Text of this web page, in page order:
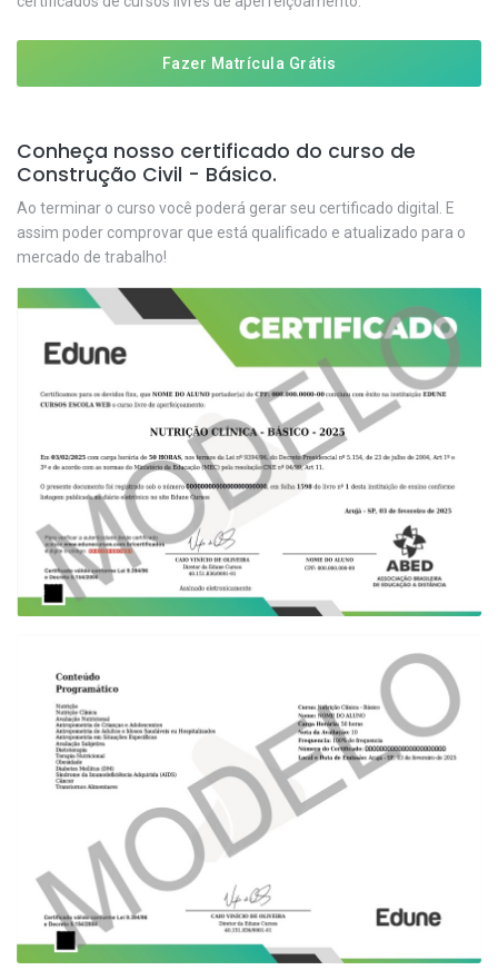
Fazer Matrícula Grátis
Conheça nosso certificado do curso de
Construção Civil - Básico.
Ao terminar o curso você poderá gerar seu certificado digital. E
assim poder comprovar que está qualificado e atualizado para o
mercado de trabalho!